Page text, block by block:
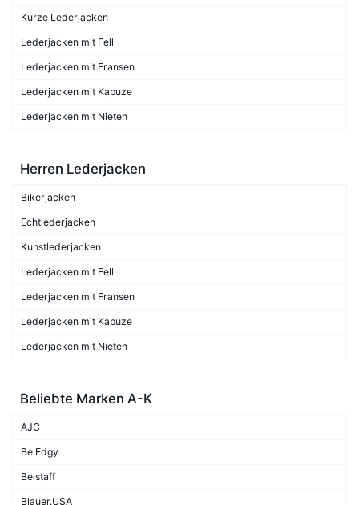
Kurze Lederjacken
Lederjacken mit Fell
Lederjacken mit Fransen
Lederjacken mit Kapuze
Lederjacken mit Nieten
Herren Lederjacken
Bikerjacken
Echtlederjacken
Kunstlederjacken
Lederjacken mit Fell
Lederjacken mit Fransen
Lederjacken mit Kapuze
Lederjacken mit Nieten
Beliebte Marken A-K
AJC
Be Edgy
Belstaff
Blauer.USA